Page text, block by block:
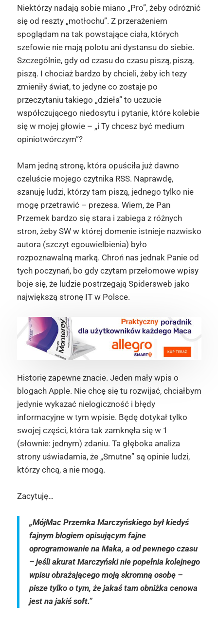
Niektórzy nadają sobie miano „Pro”, żeby odróżnić
się od reszty „motłochu”. Z przerażeniem
spoglądam na tak powstające ciała, których
szefowie nie mają polotu ani dystansu do siebie.
Szczególnie, gdy od czasu do czasu piszą, piszą,
piszą. I chociaż bardzo by chcieli, żeby ich tezy
zmieniły świat, to jedyne co zostaje po
przeczytaniu takiego „dzieła” to uczucie
współczującego niedosytu i pytanie, które kolebie
się w mojej głowie – „i Ty chcesz być medium
opiniotwórczym”?
Mam jedną stronę, która opuściła już dawno
czeluście mojego czytnika RSS. Naprawdę,
szanuję ludzi, którzy tam piszą, jednego tylko nie
mogę przetrawić – prezesa. Wiem, że Pan
Przemek bardzo się stara i zabiega z różnych
stron, żeby SW w której domenie istnieje nazwisko
autora (szczyt egouwielbienia) było
rozpoznawalną marką. Chroń nas jednak Panie od
tych poczynań, bo gdy czytam przełomowe wpisy
boje się, że ludzie postrzegają Spidersweb jako
największą stronę IT w Polsce.
Historię zapewne znacie. Jeden mały wpis o
blogach Apple. Nie chcę się tu rozwijać, chciałbym
jedynie wykazać nielogiczność i błędy
informacyjne w tym wpisie. Będę dotykał tylko
swojej części, która tak zamknęła się w 1
(słownie: jednym) zdaniu. Ta głęboka analiza
strony uświadamia, że „Smutne” są opinie ludzi,
którzy chcą, a nie mogą.
Zacytuję…
„MójMac Przemka Marczyńskiego był kiedyś
fajnym blogiem opisującym fajne
oprogramowanie na Maka, a od pewnego czasu
– jeśli akurat Marczyński nie popełnia kolejnego
wpisu obrażającego moją skromną osobę –
pisze tylko o tym, że jakaś tam obniżka cenowa
jest na jakiś soft.”